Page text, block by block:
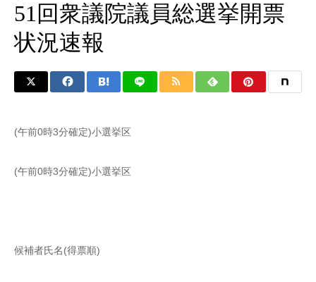
51回衆議院議員総選挙開票
状況速報
(午前0時3分確定)小選挙区
(午前0時3分確定)小選挙区
候補者氏名(得票順)